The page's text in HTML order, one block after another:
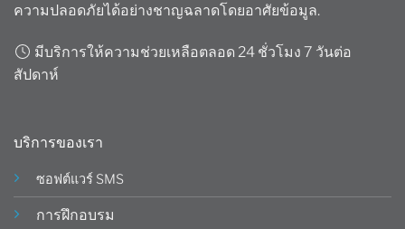
ความปลอดภัยได้อย่างชาญฉลาดโดยอาศัยข้อมูล.
มีบริการให้ความช่วยเหลือตลอด 24 ชั่วโมง 7 วันต่อ
สัปดาห์
บริการของเรา
ซอฟต์แวร์ SMS
การฝึกอบรม